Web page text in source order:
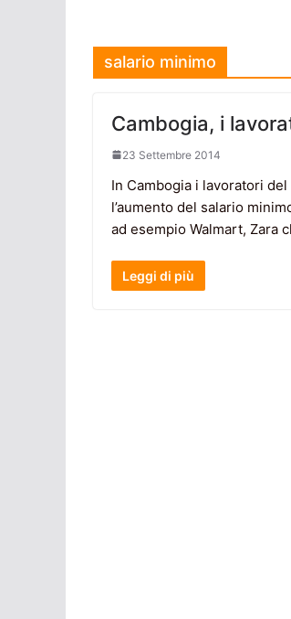
salario minimo
Cambogia, i
23 Settembre 2014
In Cambogia i lavoratori
l’aumento del salario
ad esempio Walmart, Zara
Leggi di più